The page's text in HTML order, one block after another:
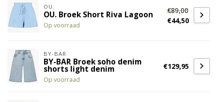
OU.
OU. Broek Short Riva Lagoon
Op voorraad
€89,00
€44,50
BY-BAR
BY-BAR Broek soho denim
shorts light denim
Op voorraad
€129,95